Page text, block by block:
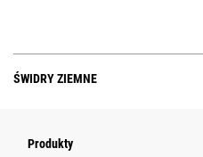
ŚWIDRY ZIEMNE
Produkty